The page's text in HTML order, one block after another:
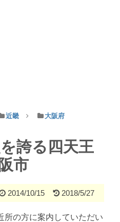
近畿 大阪府
誇る四天王
市
2014/10/15 2018/5/27
所の方に案内していただい